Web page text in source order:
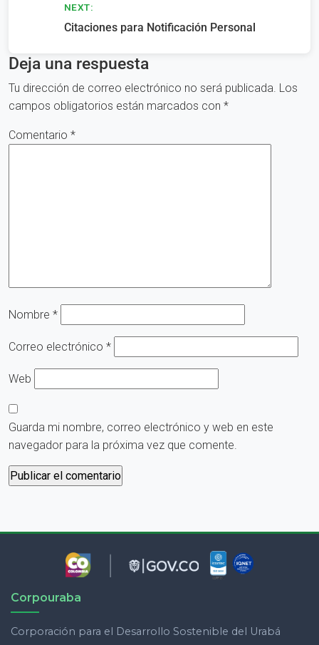
entradas
NEXT:
Citaciones para Notificación Personal
Deja una respuesta
Tu dirección de correo electrónico no será publicada. Los
campos obligatorios están marcados con *
Comentario *
Nombre *
Correo electrónico *
Web
Guarda mi nombre, correo electrónico y web en este
navegador para la próxima vez que comente.
Corpouraba
Corporación para el Desarrollo Sostenible del Urabá